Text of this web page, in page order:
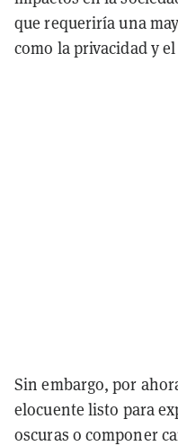
que requeriría una
como la privacidad y el
Sin embargo, por
elocuente listo para
oscuras o componer